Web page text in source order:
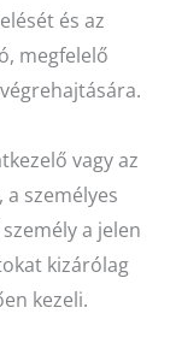
és az
megfelelő
vagy az
személyes
a jelen
kizárólag
kezeli.